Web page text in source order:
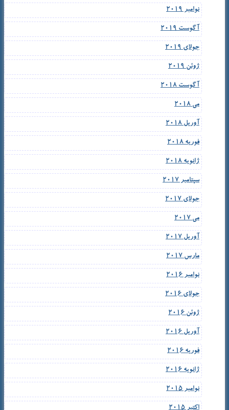
نوامبر 2019
آگوست 2019
جولای 2019
ژوئن 2019
آگوست 2018
می 2018
آوریل 2018
فوریه 2018
ژانویه 2018
سپتامبر 2017
جولای 2017
می 2017
آوریل 2017
مارس 2017
نوامبر 2016
جولای 2016
ژوئن 2016
آوریل 2016
فوریه 2016
ژانویه 2016
نوامبر 2015
اکتبر 2015